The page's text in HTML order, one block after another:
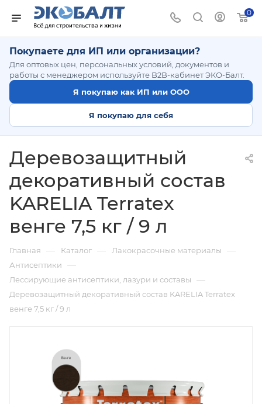
0
Покупаете для ИП или организации?
Для оптовых цен, персональных условий, документов и
работы с менеджером используйте B2B-кабинет ЭКО-Балт.
Я покупаю как ИП или ООО
Я покупаю для себя
Деревозащитный
декоративный состав
KARELIA Terratex
венге 7,5 кг / 9 л
Главная — Каталог — Лакокрасочные материалы —
Антисептики —
Лессирующие антисептики, лазури и составы —
Деревозащитный декоративный состав KARELIA Terratex
венге 7,5 кг / 9 л